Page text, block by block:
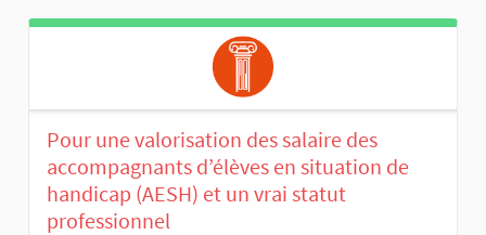
Pour une valorisation des salaire des
accompagnants d’élèves en situation de
handicap (AESH) et un vrai statut
professionnel